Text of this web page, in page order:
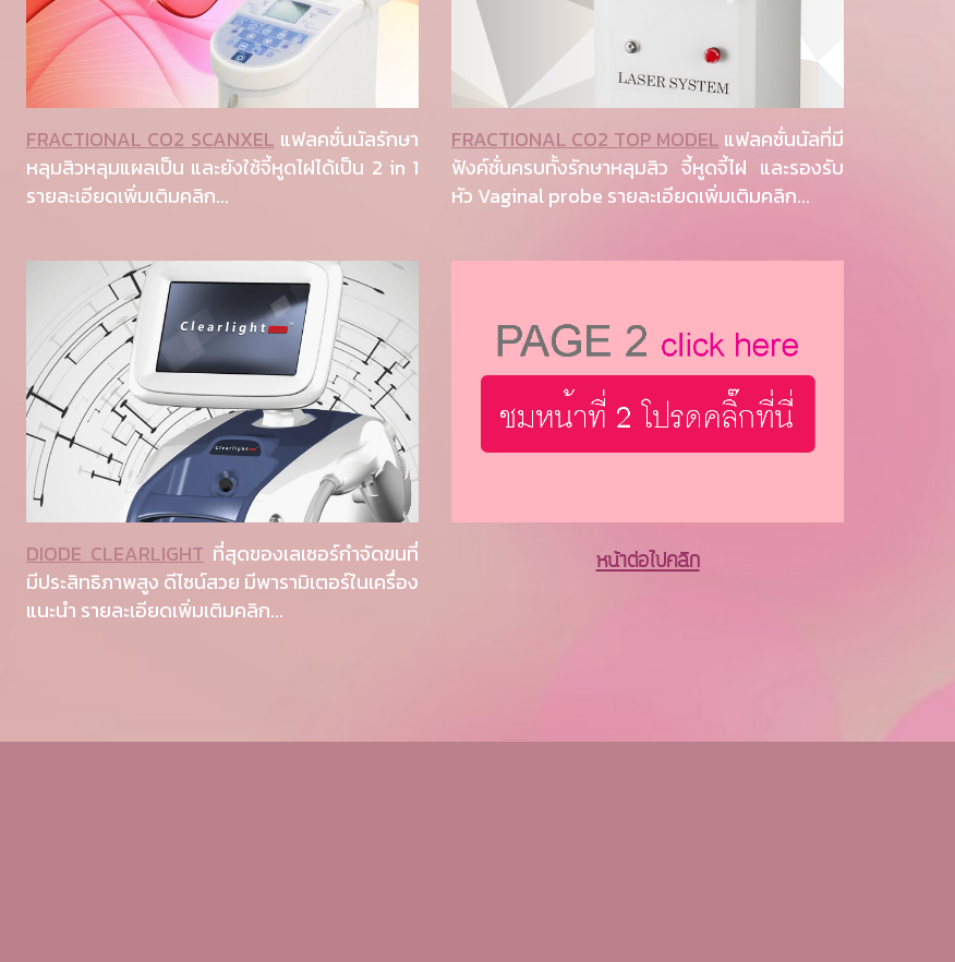
FRACTIONAL CO2 SCANXEL แฟลคชั่นนัลรักษา
หลุมสิวหลุมแผลเป็น และยังใช้จี้หูดไฝได้เป็น 2 in 1
รายละเอียดเพิ่มเติมคลิก...
FRACTIONAL CO2 TOP MODEL แฟลคชั่นนัลที่มี
ฟังค์ชั่นครบทั้งรักษาหลุมสิว จี้หูดจี้ไฝ และรองรับ
หัว Vaginal probe รายละเอียดเพิ่มเติมคลิก...
DIODE CLEARLIGHT ที่สุดของเลเซอร์กำจัดขนที่
มีประสิทธิภาพสูง ดีไซน์สวย มีพารามิเตอร์ในเครื่อง
แนะนำ รายละเอียดเพิ่มเติมคลิก...
หน้าต่อไปคลิก